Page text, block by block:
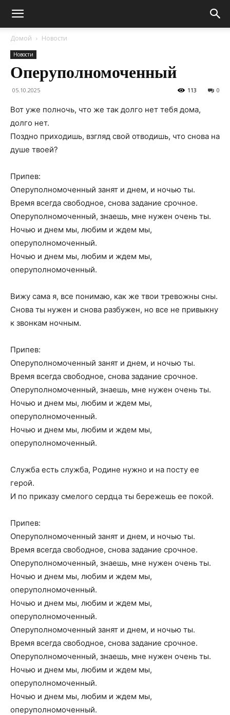
Домой Новости
Новости
Оперуполномоченный
05.10.2025 0
113
Вот уже полночь, что же так долго нет тебя дома,
долго нет.
Поздно приходишь, взгляд свой отводишь, что снова на
душе твоей?
Припев:
Оперуполномоченный занят и днем, и ночью ты.
Время всегда свободное, снова задание срочное.
Оперуполномоченный, знаешь, мне нужен очень ты.
Ночью и днем мы, любим и ждем мы,
оперуполномоченный.
Ночью и днем мы, любим и ждем мы,
оперуполномоченный.
Вижу сама я, все понимаю, как же твои тревожны сны.
Снова ты нужен и снова разбужен, но все не привыкну
к звонкам ночным.
Припев:
Оперуполномоченный занят и днем, и ночью ты.
Время всегда свободное, снова задание срочное.
Оперуполномоченный, знаешь, мне нужен очень ты.
Ночью и днем мы, любим и ждем мы,
оперуполномоченный.
Ночью и днем мы, любим и ждем мы,
оперуполномоченный.
Служба есть служба, Родине нужно и на посту ее
герой.
И по приказу смелого сердца ты бережешь ее покой.
Припев:
Оперуполномоченный занят и днем, и ночью ты.
Время всегда свободное, снова задание срочное.
Оперуполномоченный, знаешь, мне нужен очень ты.
Ночью и днем мы, любим и ждем мы,
оперуполномоченный.
Ночью и днем мы, любим и ждем мы,
оперуполномоченный.
Оперуполномоченный занят и днем, и ночью ты.
Время всегда свободное, снова задание срочное.
Оперуполномоченный, знаешь, мне нужен очень ты.
Ночью и днем мы, любим и ждем мы,
оперуполномоченный.
Ночью и днем мы, любим и ждем мы,
оперуполномоченный.